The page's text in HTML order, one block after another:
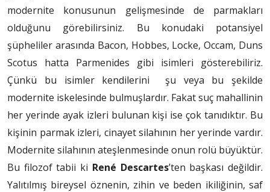
modernite konusunun gelişmesinde de parmakları
olduğunu görebilirsiniz. Bu konudaki potansiyel
şüpheliler arasında Bacon, Hobbes, Locke, Occam, Duns
Scotus hatta Parmenides gibi isimleri gösterebiliriz.
Çünkü bu isimler kendilerini şu veya bu şekilde
modernite iskelesinde bulmuşlardır. Fakat suç mahallinin
her yerinde ayak izleri bulunan kişi ise çok tanıdıktır. Bu
kişinin parmak izleri, cinayet silahının her yerinde vardır.
Modernite silahının ateşlenmesinde onun rolü büyüktür.
Bu filozof tabii ki René Descartes’ten başkası değildir.
Yalıtılmış bireysel öznenin, zihin ve beden ikiliğinin, saf